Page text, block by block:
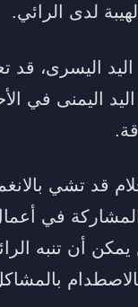
لدى الرائي.
اليسرى، قد
اليمنى في
قد تشي
في
يمكن أن تنبه